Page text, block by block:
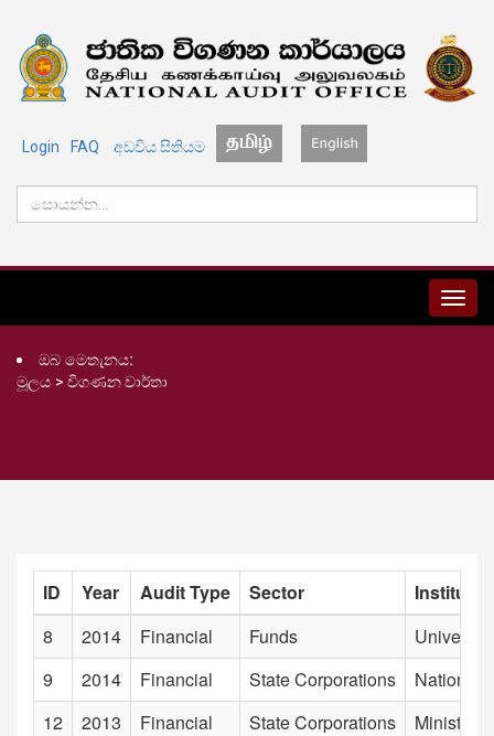
Login FAQ අඩවිය සිතියම
MENU
ඔබ මෙතැනය:
මූලය > විගණන වාර්තා
ID Year Audit Type Sector
Institute
8
2014 Financial Funds
9
2014 Financial State Corporations
National
12
2013 Financial State Corporations
Ministry